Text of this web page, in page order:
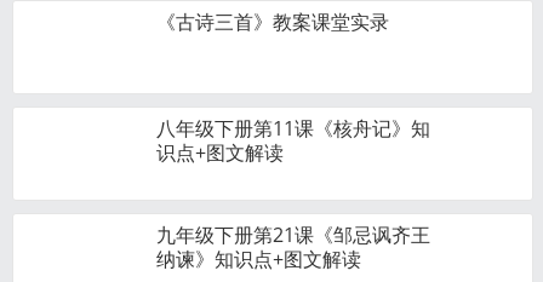
《古诗三首》教案课堂实录
八年级下册第11课《核舟记》知
识点+图文解读
九年级下册第21课《邹忌讽齐王
纳谏》知识点+图文解读